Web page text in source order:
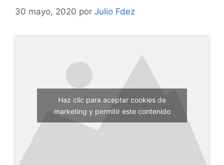
30 mayo, 2020 por Julio Fdez
Haz clic para aceptar cookies de
marketing y permitir este contenido